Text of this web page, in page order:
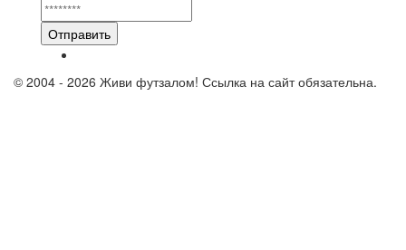
Отправить
© 2004 - 2026 Живи футзалом! Ссылка на сайт обязательна.